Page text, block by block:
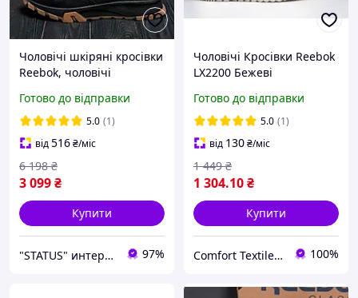
Чоловічі шкіряні кросівки
Reebok, чоловічі
чоловічі кросівки осінь
весна Рибок
Готово до відправки
5.0 (1)
від516₴/міс
3 099₴
6 198 ₴
Купити
"STATUS" интернет магазин мужской и женской обуви 97%
Чоловічі Кросівки Reebok
LX2200 Бежеві
Готово до відправки
5.0 (1)
від 130₴/міс
1 304.10₴
1 449 ₴
Купити
Comfort Textile UA 100%